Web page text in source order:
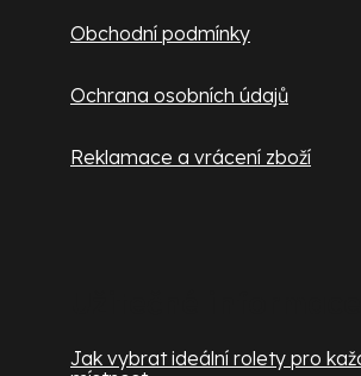
Obchodní podmínky
Ochrana osobních údajů
Reklamace a vrácení zboží
Jak vybrat ideální rolety pro